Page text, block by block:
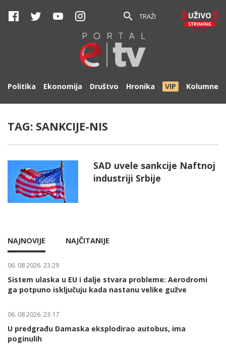
TRAŽI
Politika Ekonomija Društvo Hronika VIP Kolumne
TAG: SANKCIJE-NIS
SAD uvele sankcije Naftnoj
industriji Srbije
NAJNOVIJE NAJČITANIJE
06. 08 2026. 23:29
Sistem ulaska u EU i dalje stvara probleme: Aerodromi
ga potpuno isključuju kada nastanu velike gužve
06. 08 2026. 23:17
U predgrađu Damaska eksplodirao autobus, ima
poginulih